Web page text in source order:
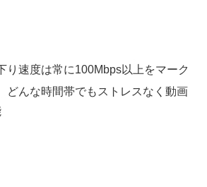
り速度は常に100Mbps以上をマーク
どんな時間帯でもストレスなく動画